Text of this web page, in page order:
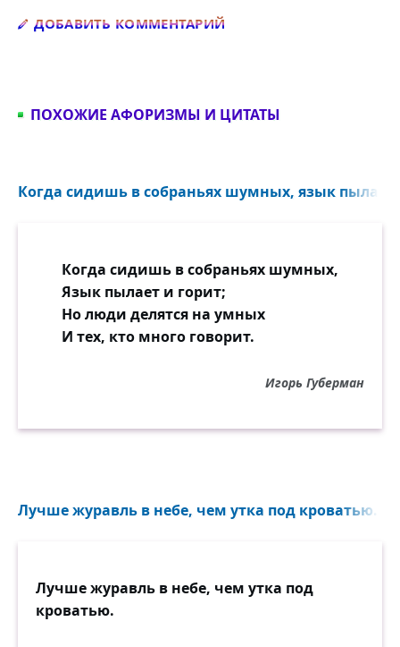
ДОБАВИТЬ КОММЕНТАРИЙ
ПОХОЖИЕ АФОРИЗМЫ И ЦИТАТЫ
Когда сидишь в собраньях шумных, язык пылает
Когда сидишь в собраньях шумных,
Язык пылает и горит;
Но люди делятся на умных
И тех, кто много говорит.
Игорь Губерман
Лучше журавль в небе, чем утка под кроватью...
Лучше журавль в небе, чем утка под
кроватью.